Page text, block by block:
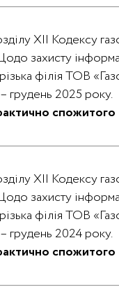
XII Кодексу
філія ТОВ
грудень 2025 року.
XII Кодексу
філія ТОВ
грудень 2024 року.